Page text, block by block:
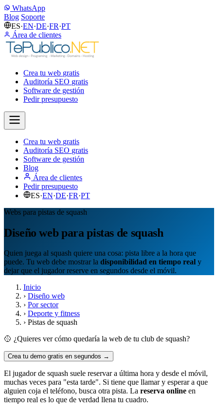
WhatsApp
Blog Soporte
ES·EN·DE·FR·PT
Área de clientes
Crea tu web gratis
Auditoría SEO gratis
Software de gestión
Pedir presupuesto
Crea tu web gratis
Auditoría SEO gratis
Software de gestión
Blog
Área de clientes
Pedir presupuesto
ES·EN·DE·FR·PT
Webs para pistas de squash
Diseño web para pistas de squash
Quien juega al squash quiere una cosa: pista libre a la hora que
puede. Tu web debe mostrar la disponibilidad en tiempo real y
dejar que el jugador reserve en segundos desde el móvil.
Inicio
› Diseño web
› Por sector
› Deporte y fitness
› Pistas de squash
🥎 ¿Quieres ver cómo quedaría la web de tu club de squash?
Crea tu demo gratis en segundos →
El jugador de squash suele reservar a última hora y desde el móvil,
muchas veces para "esta tarde". Si tiene que llamar y esperar a que
alguien coja el teléfono, busca otra pista. La reserva online en
tiempo real es lo que de verdad llena tu cuadro.